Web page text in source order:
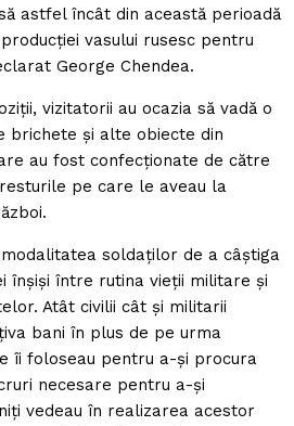
astfel încât din această perioadă
vasului rusesc pentru
George Chendea.
vizitatorii au ocazia să vadă o
brichete şi alte obiecte din
au fost confecţionate de către
pe care le aveau la
soldaţilor de a câştiga
înşişi între rutina vieţii militare şi
Atât civilii cât şi militarii
bani în plus de pe urma
îi foloseau pentru a-şi procura
necesare pentru a-şi
vedeau în realizarea acestor